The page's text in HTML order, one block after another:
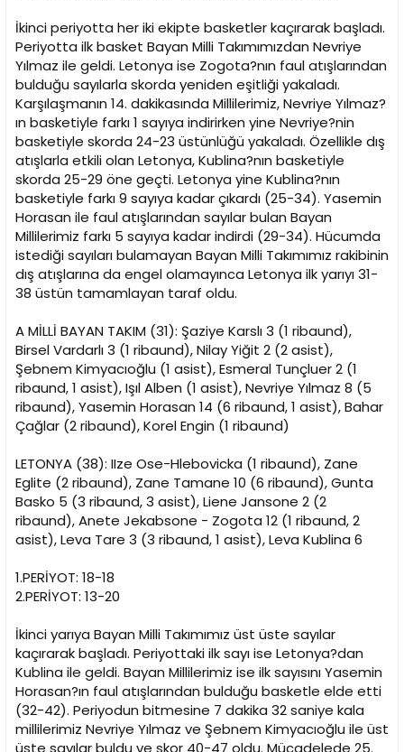
İkinci periyotta her iki ekipte basketler kaçırarak başladı.
Periyotta ilk basket Bayan Milli Takımımızdan Nevriye
Yılmaz ile geldi. Letonya ise Zogota?nın faul atışlarından
bulduğu sayılarla skorda yeniden eşitliği yakaladı.
Karşılaşmanın 14. dakikasında Millilerimiz, Nevriye Yılmaz?
ın basketiyle farkı 1 sayıya indirirken yine Nevriye?nin
basketiyle skorda 24-23 üstünlüğü yakaladı. Özellikle dış
atışlarla etkili olan Letonya, Kublina?nın basketiyle
skorda 25-29 öne geçti. Letonya yine Kublina?nın
basketiyle farkı 9 sayıya kadar çıkardı (25-34). Yasemin
Horasan ile faul atışlarından sayılar bulan Bayan
Millilerimiz farkı 5 sayıya kadar indirdi (29-34). Hücumda
istediği sayıları bulamayan Bayan Milli Takımımız rakibinin
dış atışlarına da engel olamayınca Letonya ilk yarıyı 31-
38 üstün tamamlayan taraf oldu.
A MİLLİ BAYAN TAKIM (31): Şaziye Karslı 3 (1 ribaund),
Birsel Vardarlı 3 (1 ribaund), Nilay Yiğit 2 (2 asist),
Şebnem Kimyacıoğlu (1 asist), Esmeral Tunçluer 2 (1
ribaund, 1 asist), Işıl Alben (1 asist), Nevriye Yılmaz 8 (5
ribaund), Yasemin Horasan 14 (6 ribaund, 1 asist), Bahar
Çağlar (2 ribaund), Korel Engin (1 ribaund)
LETONYA (38): IIze Ose-Hlebovicka (1 ribaund), Zane
Eglite (2 ribaund), Zane Tamane 10 (6 ribaund), Gunta
Basko 5 (3 ribaund, 3 asist), Liene Jansone 2 (2
ribaund), Anete Jekabsone - Zogota 12 (1 ribaund, 2
asist), Leva Tare 3 (3 ribaund, 1 asist), Leva Kublina 6
1.PERİYOT: 18-18
2.PERİYOT: 13-20
İkinci yarıya Bayan Milli Takımımız üst üste sayılar
kaçırarak başladı. Periyottaki ilk sayı ise Letonya?dan
Kublina ile geldi. Bayan Millilerimiz ise ilk sayısını Yasemin
Horasan?ın faul atışlarından bulduğu basketle elde etti
(32-42). Periyodun bitmesine 7 dakika 32 saniye kala
millilerimiz Nevriye Yılmaz ve Şebnem Kimyacıoğlu ile üst
üste sayılar buldu ve skor 40-47 oldu. Mücadelede 25.